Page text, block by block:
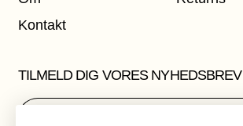
Kontakt
TILMELD DIG VORES NYHEDSBREV
E-mailadresse